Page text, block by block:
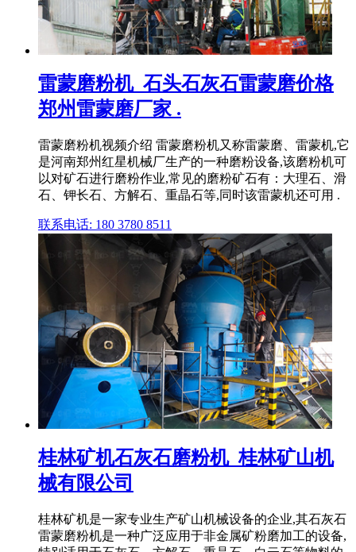
雷蒙磨粉机_石头石灰石雷蒙磨价格
郑州雷蒙磨厂家 .
雷蒙磨粉机视频介绍 雷蒙磨粉机又称雷蒙磨、雷蒙机,它
是河南郑州红星机械厂生产的一种磨粉设备,该磨粉机可
以对矿石进行磨粉作业,常见的磨粉矿石有：大理石、滑
石、钾长石、方解石、重晶石等,同时该雷蒙机还可用 .
联系电话: 180 3780 8511
桂林矿机石灰石磨粉机_桂林矿山机
械有限公司
桂林矿机是一家专业生产矿山机械设备的企业,其石灰石
雷蒙磨粉机是一种广泛应用于非金属矿粉磨加工的设备,